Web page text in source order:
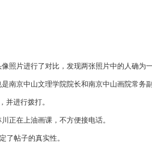
照片进行了对比，发现两张照片中的人确为一
南京中山文理学院院长和南京中山画院常务副
并进行拨打。
正在上油画课，不方便接电话。
了帖子的真实性。